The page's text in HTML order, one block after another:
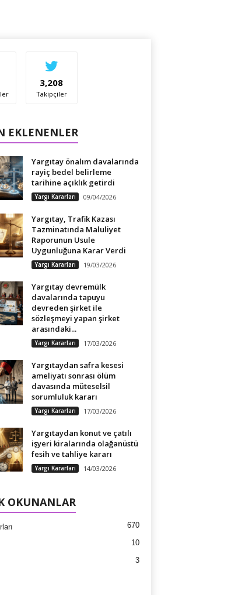
3,208
Takipçiler
EKLENENLER
Yargıtay önalım davalarında
rayiç bedel belirleme
tarihine açıklık getirdi
Yargı Kararları 09/04/2026
Yargıtay, Trafik Kazası
Tazminatında Maluliyet
Raporunun Usule
Uygunluğuna Karar Verdi
Yargı Kararları 19/03/2026
Yargıtay devremülk
davalarında tapuyu
devreden şirket ile
sözleşmeyi yapan şirket
arasındaki...
Yargı Kararları 17/03/2026
Yargıtaydan safra kesesi
ameliyatı sonrası ölüm
davasında müteselsil
sorumluluk kararı
Yargı Kararları 17/03/2026
Yargıtaydan konut ve çatılı
işyeri kiralarında olağanüstü
fesih ve tahliye kararı
Yargı Kararları 14/03/2026
OKUNANLAR
670
10
3